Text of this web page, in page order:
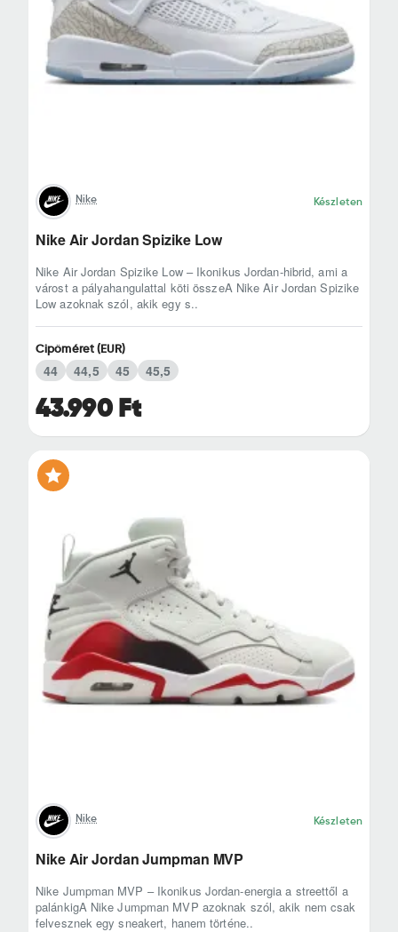
Nike Készleten
Nike Air Jordan Spizike Low
Nike Air Jordan Spizike Low – Ikonikus Jordan-hibrid, ami a
várost a pályahangulattal köti összeA Nike Air Jordan Spizike
Low azoknak szól, akik egy s..
43.990 Ft
Cipőméret (EUR)
44 44,5 45 45,5
Nike Készleten
Nike Air Jordan Jumpman MVP
Nike Jumpman MVP – Ikonikus Jordan-energia a streettől a
palánkigA Nike Jumpman MVP azoknak szól, akik nem csak
felvesznek egy sneakert, hanem történe..